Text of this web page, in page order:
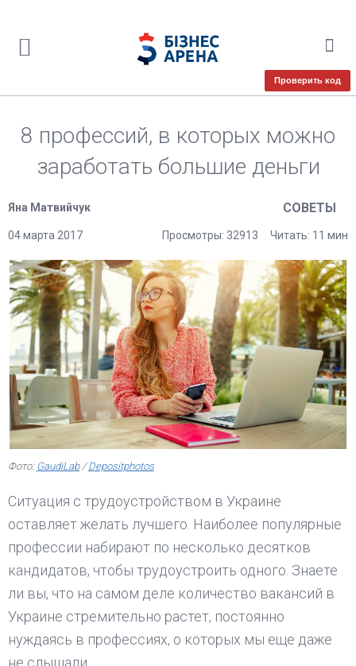
Проверить код
8 профессий, в которых можно
заработать большие деньги
Яна Матвийчук СОВЕТЫ
04 марта 2017 Читать: 11 мин
Просмотры: 32913
Фото: GaudiLab/Depositphotos
Ситуация с трудоустройством в Украине
оставляет желать лучшего. Наиболее популярные
профессии набирают по несколько десятков
кандидатов, чтобы трудоустроить одного. Знаете
ли вы, что на самом деле количество вакансий в
Украине стремительно растет, постоянно
нуждаясь в профессиях, о которых мы еще даже